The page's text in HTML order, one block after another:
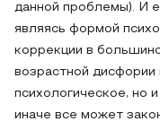
данной проблемы). И
являясь формой
коррекции в
возрастной
психологическое, но
иначе все может